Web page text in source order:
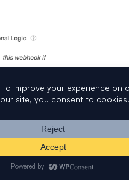
ロジックルールの設定でお
での条件付きロジックの
向けチュートリアルには、